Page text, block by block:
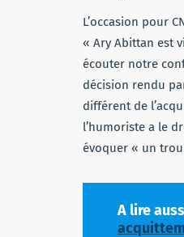
L’occasion pour
« Ary Abittan est
écouter notre
décision rendu
différent de
l’humoriste a le
évoquer « un
A lire